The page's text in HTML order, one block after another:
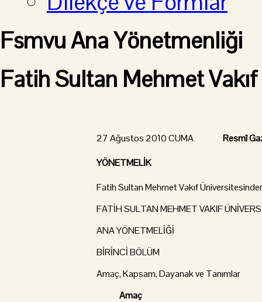
Fsmvu Ana Yönetmenliği
Fatih Sultan Mehmet
27 Ağustos 2010 CUMA
Resmî
YÖNETMELİK
Fatih Sultan Mehmet Vakıf
FATİH SULTAN MEHMET VAKIF
ANA YÖNETMELİĞİ
BİRİNCİ BÖLÜM
Amaç, Kapsam, Dayanak ve Tanımlar
Amaç